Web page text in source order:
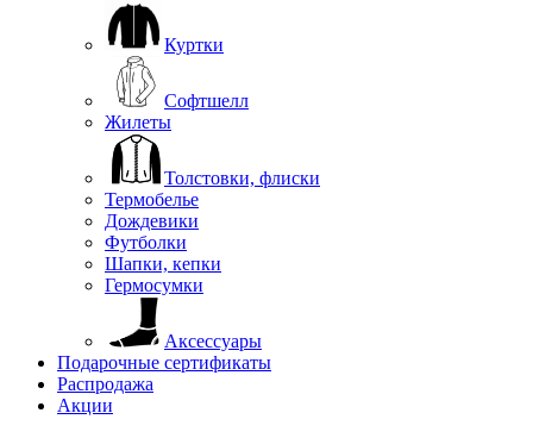
Куртки
Софтшелл
Жилеты
Толстовки, флиски
Термобелье
Дождевики
Футболки
Шапки, кепки
Гермосумки
Аксессуары
Подарочные сертификаты
Распродажа
Акции